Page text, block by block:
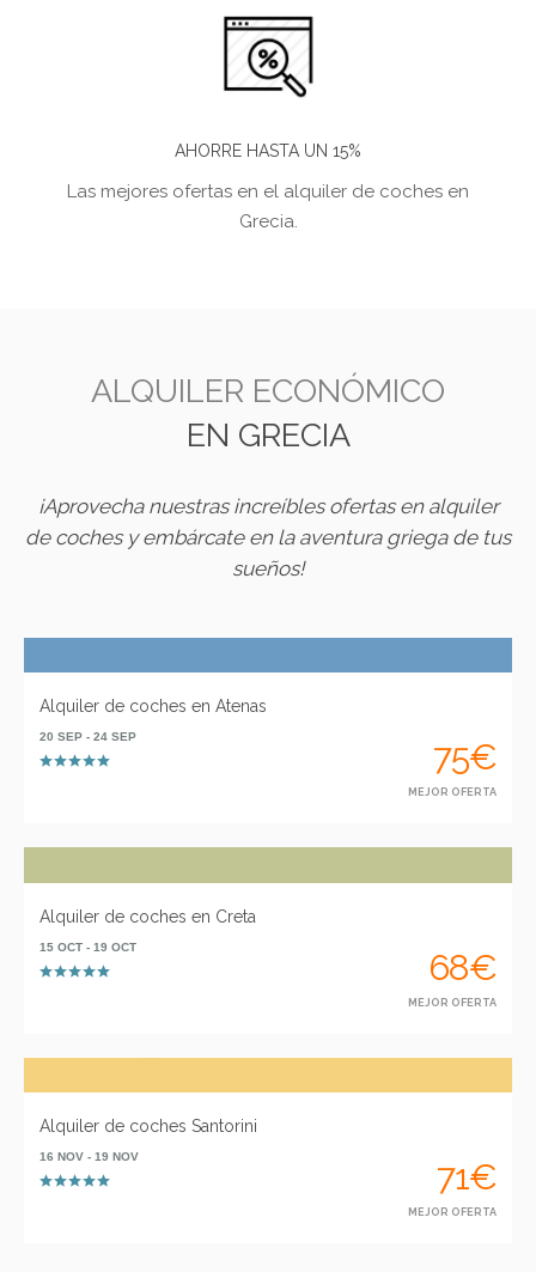
AHORRE HASTA UN 15%
Las mejores ofertas en el alquiler de coches en
Grecia.
ALQUILER ECONÓMICO
EN GRECIA
¡Aprovecha nuestras increíbles ofertas en alquiler
de coches y embárcate en la aventura griega de tus
sueños!
Alquiler de coches en Atenas
20 SEP - 24 SEP 75€
MEJOR OFERTA
Alquiler de coches en Creta
15 OCT - 19 OCT 68€
MEJOR OFERTA
Alquiler de coches Santorini
16 NOV - 19 NOV 71€
MEJOR OFERTA